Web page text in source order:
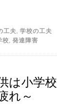
工夫, 学校の工夫
校, 発達障害
は小学
れ～